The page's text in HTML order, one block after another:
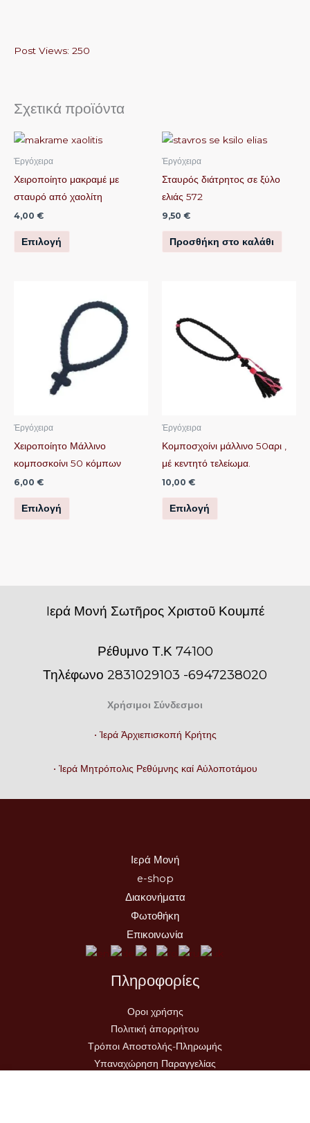
Post Views: 250
Σχετικά προϊόντα
Ἐργόχειρα
Χειροποίητο μακραμέ με
σταυρό από χαολίτη
4,00 €
Επιλογή
Αυτό
επιλεγούν
στη
του
προϊόντος
Ἐργόχειρα
Σταυρός διάτρητος σε ξύλο
ελιάς 572
9,50 €
Προσθήκη στο καλάθι
Ἐργόχειρα
Χειροποίητο Μάλλινο
κομποσκοίνι 50 κόμπων
6,00 €
Επιλογή
το
προϊόν
έχει
πολλαπλές
παραλλαγές.
να
επιλεγούν
σελίδα
Ἐργόχειρα
Κομποσχοίνι μάλλινο 50αρι ,
μέ κεντητό τελείωμα.
10,00 €
Επιλογή
έχει
πολλαπλές
παραλλαγές.
να
επιλεγούν
σελίδα
Iερά Μονή Σωτῆρος Χριστοῦ Κουμπέ
Ρέθυμνο Τ.Κ 74100
Τηλέφωνο 2831029103 -6947238020
Χρήσιμοι Σύνδεσμοι
• Ἱερά Ἀρχιεπισκοπή Κρήτης
• Ἱερά Μητρόπολις Ρεθύμνης καί Αὐλοποτάμου
Ιερά Μονή
e-shop
Διακονήματα
Φωτοθήκη
Επικοινωνία
Πληροφορίες
Οροι χρήσης
Πολιτική ἀπορρήτου
Τρόποι Αποστολής-Πληρωμής
Υπαναχώρηση Παραγγελίας